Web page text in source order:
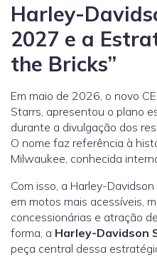
Harley-
2027 e a
the Bricks”
Em maio de 2026, o novo
Starrs, apresentou o plano
durante a divulgação dos
O nome faz referência à
Milwaukee, conhecida
Com isso, a Harley-
em motos mais acessíveis,
concessionárias e atração
forma, a Harley-Davidson
peça central dessa